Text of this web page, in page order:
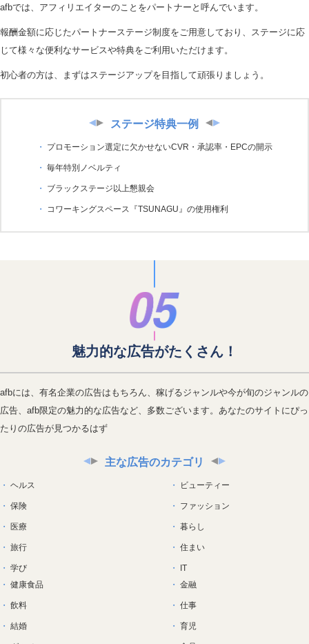
afbでは、アフィリエイターのことをパートナーと呼んでいます。
報酬金額に応じたパートナーステージ制度をご用意しており、ステージに応
じて様々な便利なサービスや特典をご利用いただけます。
初心者の方は、まずはステージアップを目指して頑張りましょう。
ステージ特典一例
プロモーション選定に欠かせないCVR・承認率・EPCの開示
毎年特別ノベルティ
ブラックステージ以上懇親会
コワーキングスペース『TSUNAGU』の使用権利
魅力的な広告がたくさん！
afbには、有名企業の広告はもちろん、稼げるジャンルや今が旬のジャンルの
広告、afb限定の魅力的な広告など、多数ございます。あなたのサイトにぴっ
たりの広告が見つかるはず
主な広告のカテゴリ
ヘルス
保険
医療
旅行
学び
ビューティー
ファッション
暮らし
住まい
IT
健康食品
飲料
結婚
金融
仕事
育児